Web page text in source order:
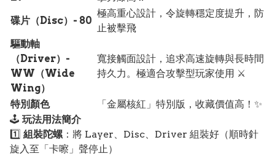
碟片（Disc）- 80
極高重心設計，令旋轉穩定度提升，防
止被擊飛
驅動軸
（Driver）-
WW（Wide
Wing）
寬接觸面設計，追求高速旋轉與長時間
持久力。極適合攻擊型玩家使用 ⚔️
特別顏色
「金屬核紅」特別版，收藏價值高！✨
🕹️ 玩法用法簡介
1️⃣ 組裝陀螺 ：將 Layer、Disc、Driver 組裝好（順時針
旋入至「卡嚓」聲停止）